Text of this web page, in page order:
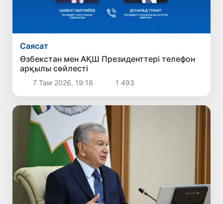
Саясат
Өзбекстан мен АҚШ Президенттері телефон
арқылы сөйлесті
7 Там 2026, 19:18 1 493